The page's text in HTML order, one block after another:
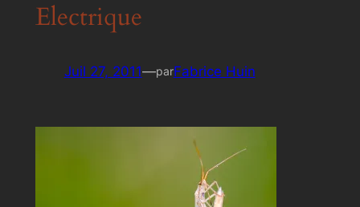
Electrique
Juil 27, 2011—parFabrice Huin